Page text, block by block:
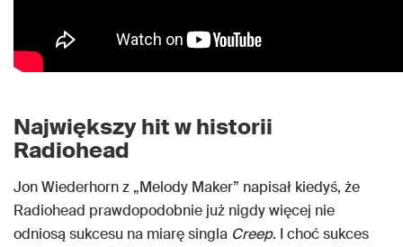
Największy hit w historii
Radiohead
Jon Wiederhorn z „Melody Maker” napisał kiedyś, że
Radiohead prawdopodobnie już nigdy więcej nie
odniosą sukcesu na miarę singla Creep. I choć sukces